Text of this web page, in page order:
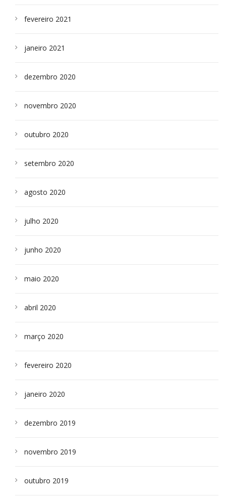
fevereiro 2021
janeiro 2021
dezembro 2020
novembro 2020
outubro 2020
setembro 2020
agosto 2020
julho 2020
junho 2020
maio 2020
abril 2020
março 2020
fevereiro 2020
janeiro 2020
dezembro 2019
novembro 2019
outubro 2019